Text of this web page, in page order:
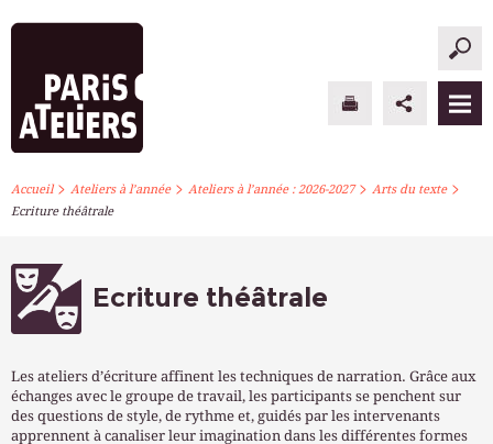
PARIS ATELIERS
ATELIERS À L’ANNÉE
INFOS PRATIQUES
Accueil> Ateliers à l’année> Ateliers à l’année : 2026-2027> Arts du texte>
Ecriture théâtrale
Ecriture théâtrale
Les ateliers d’écriture affinent les techniques de narration. Grâce aux
échanges avec le groupe de travail, les participants se penchent sur
des questions de style, de rythme et, guidés par les intervenants
apprennent à canaliser leur imagination dans les différentes formes